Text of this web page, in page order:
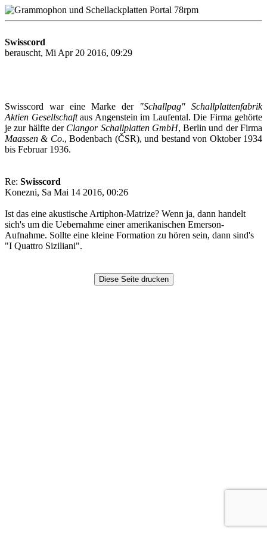
Swisscord
berauscht, Mi Apr 20 2016, 09:29
Swisscord war eine Marke der "Schallpag" Schallplattenfabrik
Aktien Gesellschaftaus Angenstein im Laufental. Die Firma gehörte
je zur hälfte der Clangor Schallplatten GmbH, Berlin und der Firma
Maassen & Co., Bodenbach (ČSR), und bestand von Oktober 1934
bis Februar 1936.
Re: Swisscord
Konezni, Sa Mai 14 2016, 00:26
Ist das eine akustische Artiphon-Matrize? Wenn ja, dann handelt
sich's um die Uebernahme einer amerikanischen Emerson-
Aufnahme. Sollte eine kleine Formation zu hören sein, dann sind's
"I Quattro Siziliani".